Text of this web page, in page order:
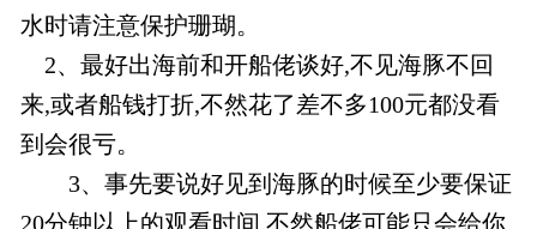
水时请注意保护珊瑚。
2、最好出海前和开船佬谈好,不见海豚不回
来,或者船钱打折,不然花了差不多100元都没看
到会很亏。
3、事先要说好见到海豚的时候至少要保证
20分钟以上的观看时间,不然船佬可能只会给你